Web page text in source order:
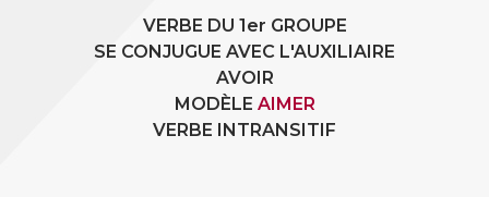
VERBE DU 1er GROUPE
SE CONJUGUE AVEC L'AUXILIAIRE
AVOIR
MODÈLE AIMER
VERBE INTRANSITIF